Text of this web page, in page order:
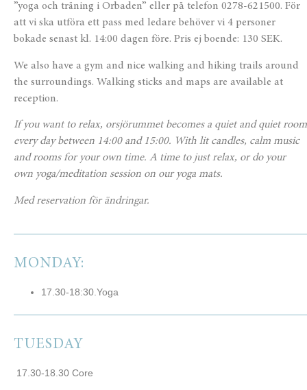
”yoga och träning i Orbaden” eller på telefon 0278-621500. För
att vi ska utföra ett pass med ledare behöver vi 4 personer
bokade senast kl. 14:00 dagen före. Pris ej boende: 130 SEK.
We also have a gym and nice walking and hiking trails around
the surroundings. Walking sticks and maps are available at
reception.
If you want to relax, orsjörummet becomes a quiet and quiet room
every day between 14:00 and 15:00. With lit candles, calm music
and rooms for your own time. A time to just relax, or do your
own yoga/meditation session on our yoga mats.
Med reservation för ändringar.
MONDAY:
17.30-18:30.Yoga
TUESDAY
17.30-18.30 Core